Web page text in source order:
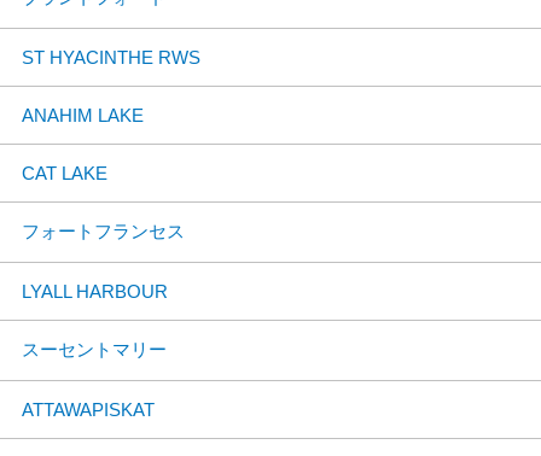
ST HYACINTHE RWS
ANAHIM LAKE
CAT LAKE
フォートフランセス
LYALL HARBOUR
スーセントマリー
ATTAWAPISKAT